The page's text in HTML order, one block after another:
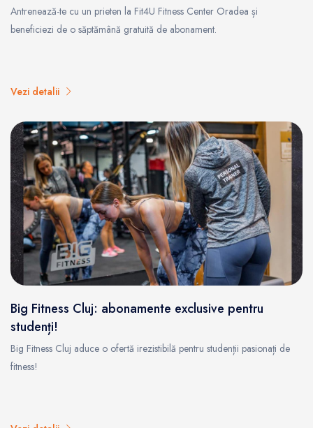
Antrenează-te cu un prieten la Fit4U Fitness Center Oradea și
beneficiezi de o săptămână gratuită de abonament.
Vezi detalii
Big Fitness Cluj: abonamente exclusive pentru
studenți!
Big Fitness Cluj aduce o ofertă irezistibilă pentru studenții pasionați de
fitness!